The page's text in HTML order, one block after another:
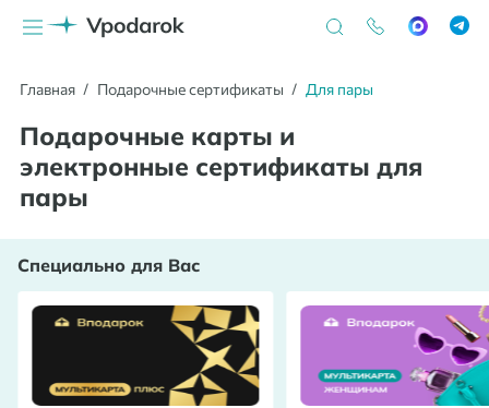
Главная Подарочные сертификаты Для пары
Подарочные карты и
электронные сертификаты для
пары
Специально для Вас